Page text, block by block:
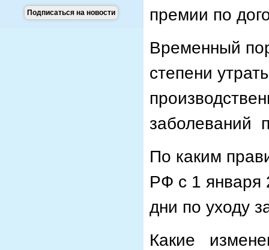
Подписаться на новости
премии по
Временный
степени
заболеваний
По каким
РФ с 1 января
дни по уходу
Какие